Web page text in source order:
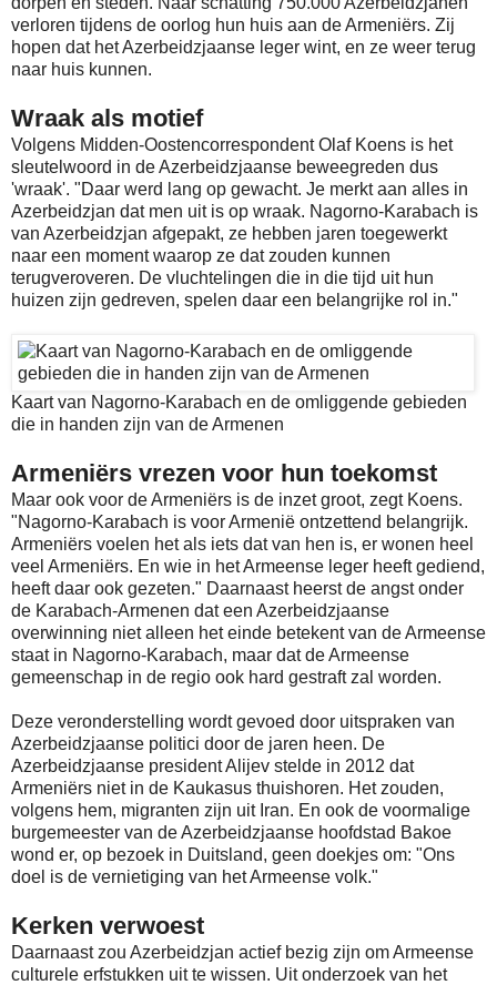
verloren tijdens de oorlog hun huis aan de Armeniërs. Zij
hopen dat het Azerbeidzjaanse leger wint, en ze weer terug
naar huis kunnen.
Wraak als motief
Volgens Midden-Oostencorrespondent Olaf Koens is het
sleutelwoord in de Azerbeidzjaanse beweegreden dus
'wraak'. "Daar werd lang op gewacht. Je merkt aan alles in
Azerbeidzjan dat men uit is op wraak. Nagorno-Karabach is
van Azerbeidzjan afgepakt, ze hebben jaren toegewerkt
naar een moment waarop ze dat zouden kunnen
terugveroveren. De vluchtelingen die in die tijd uit hun
huizen zijn gedreven, spelen daar een belangrijke rol in."
Kaart van Nagorno-Karabach en de omliggende gebieden
die in handen zijn van de Armenen
Armeniërs vrezen voor hun toekomst
Maar ook voor de Armeniërs is de inzet groot, zegt Koens.
"Nagorno-Karabach is voor Armenië ontzettend belangrijk.
Armeniërs voelen het als iets dat van hen is, er wonen heel
veel Armeniërs. En wie in het Armeense leger heeft gediend,
heeft daar ook gezeten." Daarnaast heerst de angst onder
de Karabach-Armenen dat een Azerbeidzjaanse
overwinning niet alleen het einde betekent van de Armeense
staat in Nagorno-Karabach, maar dat de Armeense
gemeenschap in de regio ook hard gestraft zal worden.
Deze veronderstelling wordt gevoed door uitspraken van
Azerbeidzjaanse politici door de jaren heen. De
Azerbeidzjaanse president Alijev stelde in 2012 dat
Armeniërs niet in de Kaukasus thuishoren. Het zouden,
volgens hem, migranten zijn uit Iran. En ook de voormalige
burgemeester van de Azerbeidzjaanse hoofdstad Bakoe
wond er, op bezoek in Duitsland, geen doekjes om: "Ons
doel is de vernietiging van het Armeense volk."
Kerken verwoest
Daarnaast zou Azerbeidzjan actief bezig zijn om Armeense
culturele erfstukken uit te wissen. Uit onderzoek van het